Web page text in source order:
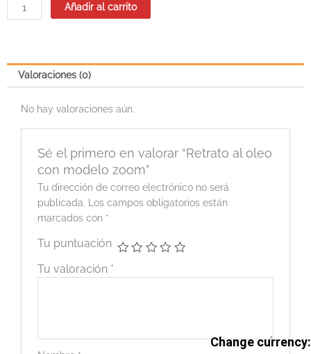
al
modelo
zoom
Añadir al carrito
Valoraciones (0)
No hay valoraciones aún.
Sé el primero en valorar “Retrato al oleo
con modelo zoom”
Tu dirección de correo electrónico no será
publicada.
Los campos obligatorios están
marcados con *
Tu puntuación
Tu valoración *